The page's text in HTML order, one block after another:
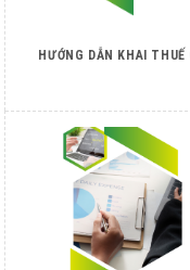
HƯỚNG DẪN KHAI